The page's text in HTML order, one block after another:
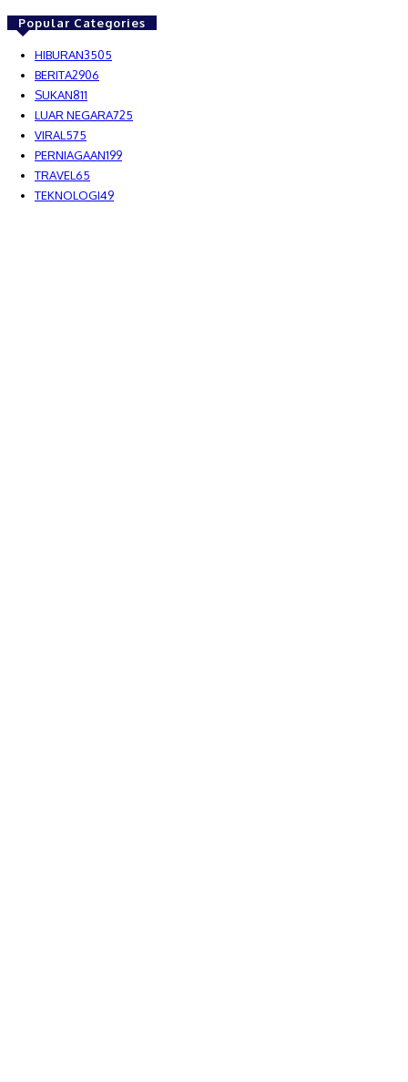
Popular Categories
HIBURAN3505
BERITA2906
SUKAN811
LUAR NEGARA725
VIRAL 575
PERNIAGAAN199
TRAVEL 65
TEKNOLOGI49